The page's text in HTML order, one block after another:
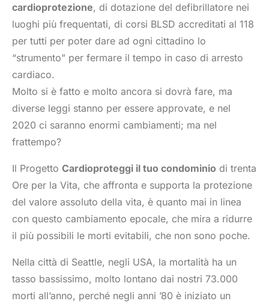
cardioprotezione, di dotazione del defibrillatore nei
luoghi più frequentati, di corsi BLSD accreditati al 118
per tutti per poter dare ad ogni cittadino lo
“strumento” per fermare il tempo in caso di arresto
cardiaco.
Molto si è fatto e molto ancora si dovrà fare, ma
diverse leggi stanno per essere approvate, e nel
2020 ci saranno enormi cambiamenti; ma nel
frattempo?
Il Progetto Cardioproteggi il tuo condominio di trenta
Ore per la Vita, che affronta e supporta la protezione
del valore assoluto della vita, è quanto mai in linea
con questo cambiamento epocale, che mira a ridurre
il più possibili le morti evitabili, che non sono poche.
Nella città di Seattle, negli USA, la mortalità ha un
tasso bassissimo, molto lontano dai nostri 73.000
morti all’anno, perché negli anni ’80 è iniziato un